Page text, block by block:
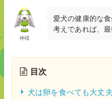
神様
愛犬の健康的な
考えであれば、
目次
犬は卵を食べても大丈